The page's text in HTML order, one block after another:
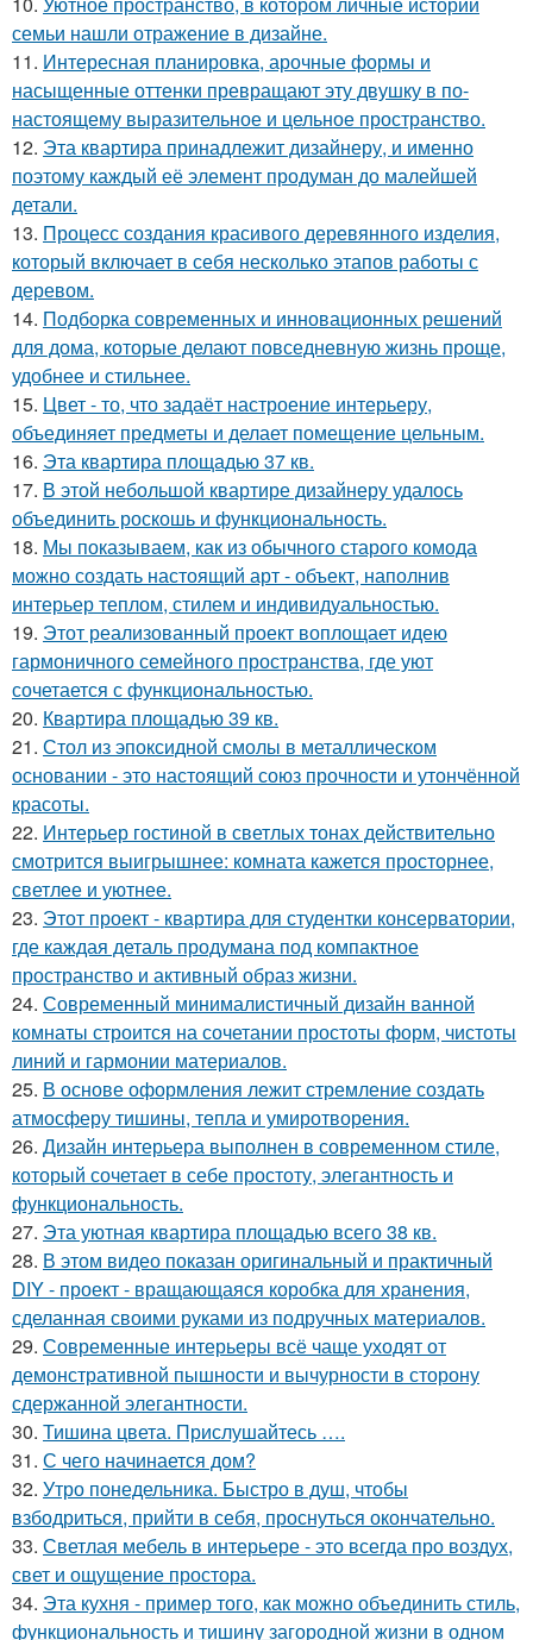
семьи нашли отражение в дизайне.
11. Интересная планировка, арочные формы и
насыщенные оттенки превращают эту двушку в по-
настоящему выразительное и цельное пространство.
12. Эта квартира принадлежит дизайнеру, и именно
поэтому каждый её элемент продуман до малейшей
детали.
13. Процесс создания красивого деревянного изделия,
который включает в себя несколько этапов работы с
деревом.
14. Подборка современных и инновационных решений
для дома, которые делают повседневную жизнь проще,
удобнее и стильнее.
15. Цвет - то, что задаёт настроение интерьеру,
объединяет предметы и делает помещение цельным.
16. Эта квартира площадью 37 кв.
17. В этой небольшой квартире дизайнеру удалось
объединить роскошь и функциональность.
18. Мы показываем, как из обычного старого комода
можно создать настоящий арт - объект, наполнив
интерьер теплом, стилем и индивидуальностью.
19. Этот реализованный проект воплощает идею
гармоничного семейного пространства, где уют
сочетается с функциональностью.
20. Квартира площадью 39 кв.
21. Стол из эпоксидной смолы в металлическом
основании - это настоящий союз прочности и утончённой
красоты.
22. Интерьер гостиной в светлых тонах действительно
смотрится выигрышнее: комната кажется просторнее,
светлее и уютнее.
23. Этот проект - квартира для студентки консерватории,
где каждая деталь продумана под компактное
пространство и активный образ жизни.
24. Современный минималистичный дизайн ванной
комнаты строится на сочетании простоты форм, чистоты
линий и гармонии материалов.
25. В основе оформления лежит стремление создать
атмосферу тишины, тепла и умиротворения.
26. Дизайн интерьера выполнен в современном стиле,
который сочетает в себе простоту, элегантность и
функциональность.
27. Эта уютная квартира площадью всего 38 кв.
28. В этом видео показан оригинальный и практичный
DIY - проект - вращающаяся коробка для хранения,
сделанная своими руками из подручных материалов.
29. Современные интерьеры всё чаще уходят от
демонстративной пышности и вычурности в сторону
сдержанной элегантности.
30. Тишина цвета. Прислушайтесь ….
31. С чего начинается дом?
32. Утро понедельника. Быстро в душ, чтобы
взбодриться, прийти в себя, проснуться окончательно.
33. Светлая мебель в интерьере - это всегда про воздух,
свет и ощущение простора.
34. Эта кухня - пример того, как можно объединить стиль,
функциональность и тишину загородной жизни в одном